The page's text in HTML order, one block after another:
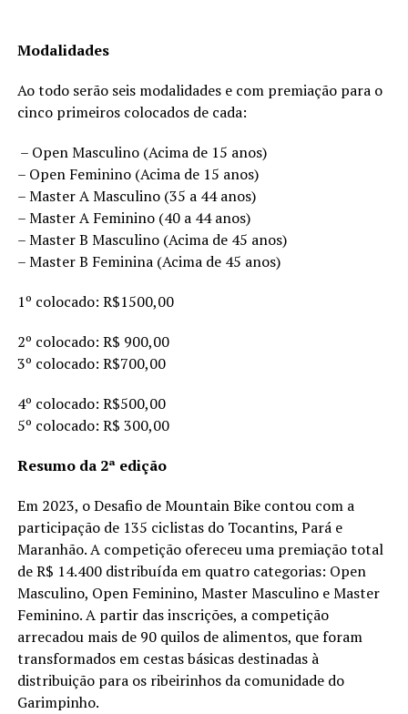
Modalidades
Ao todo serão seis modalidades e com premiação para o
cinco primeiros colocados de cada:
– Open Masculino (Acima de 15 anos)
– Open Feminino (Acima de 15 anos)
– Master A Masculino (35 a 44 anos)
– Master A Feminino (40 a 44 anos)
– Master B Masculino (Acima de 45 anos)
– Master B Feminina (Acima de 45 anos)
1º colocado: R$1500,00
2º colocado: R$ 900,00
3º colocado: R$700,00
4º colocado: R$500,00
5º colocado: R$ 300,00
Resumo da 2ª edição
Em 2023, o Desafio de Mountain Bike contou com a
participação de 135 ciclistas do Tocantins, Pará e
Maranhão. A competição ofereceu uma premiação total
de R$ 14.400 distribuída em quatro categorias: Open
Masculino, Open Feminino, Master Masculino e Master
Feminino. A partir das inscrições, a competição
arrecadou mais de 90 quilos de alimentos, que foram
transformados em cestas básicas destinadas à
distribuição para os ribeirinhos da comunidade do
Garimpinho.